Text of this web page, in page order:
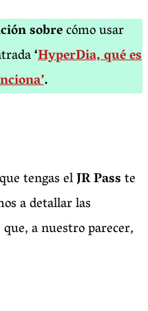
sobrecómo usar
‘HyperDia, qué es
.
tengas elJR Passte
a detallar las
que, a nuestro parecer,